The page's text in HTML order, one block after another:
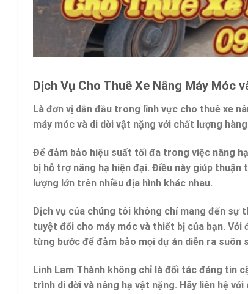
Dịch Vụ Cho Thuê Xe Nâng Máy Móc
Là đơn vị dẫn đầu trong lĩnh vực cho thuê xe
máy móc và di dời vật nặng với chất lượng
Để đảm bảo hiệu suất tối đa trong việc nâng
bị hỗ trợ nâng hạ hiện đại. Điều này giúp
lượng lớn trên nhiều địa hình khác nhau.
Dịch vụ của chúng tôi không chỉ mang đến sự
tuyệt đối cho máy móc và thiết bị của bạn. Với
từng bước để đảm bảo mọi dự án diễn ra suôn
Linh Lam Thành không chỉ là đối tác đáng tin
trình di dời và nâng hạ vật nặng. Hãy liên hệ